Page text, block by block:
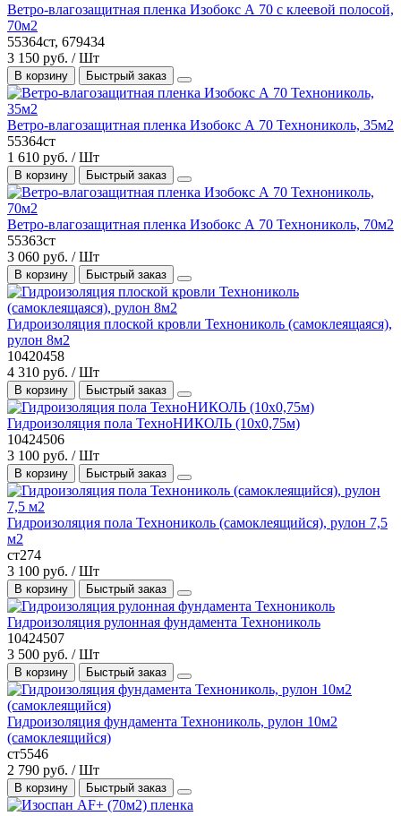
Ветро-влагозащитная пленка Изобокс А 70 с клеевой полосой,
70м2
55364ст, 679434
3 150 руб. / Шт
В корзину Быстрый заказ
Ветро-влагозащитная пленка Изобокс А 70 Технониколь, 35м2
55364ст
1 610 руб. / Шт
В корзину Быстрый заказ
Ветро-влагозащитная пленка Изобокс А 70 Технониколь, 70м2
55363ст
3 060 руб. / Шт
В корзину Быстрый заказ
Гидроизоляция плоской кровли Технониколь (самоклеящаяся),
рулон 8м2
10420458
4 310 руб. / Шт
В корзину Быстрый заказ
Гидроизоляция пола ТехноНИКОЛЬ (10х0,75м)
10424506
3 100 руб. / Шт
В корзину Быстрый заказ
Гидроизоляция пола Технониколь (самоклеящийся), рулон 7,5
м2
ст274
3 100 руб. / Шт
В корзину Быстрый заказ
Гидроизоляция рулонная фундамента Технониколь
10424507
3 500 руб. / Шт
В корзину Быстрый заказ
Гидроизоляция фундамента Технониколь, рулон 10м2
(самоклеящийся)
ст5546
2 790 руб. / Шт
В корзину Быстрый заказ